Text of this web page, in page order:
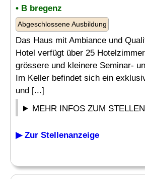
• B bregenz
Abgeschlossene Ausbildung
Das Haus mit Ambiance und
Hotel verfügt über 25
grössere und kleinere Seminar-
Im Keller befindet sich ein
und [...]
MEHR INFOS ZUM
▶ Zur Stellenanzeige